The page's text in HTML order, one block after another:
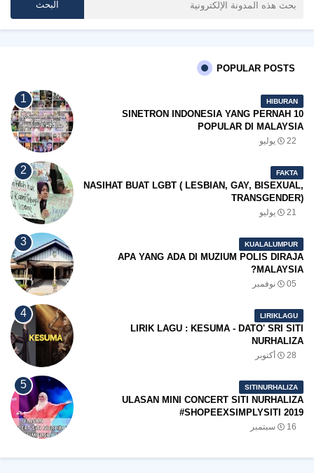
POPULAR POSTS
HIBURAN
10 SINETRON INDONESIA YANG PERNAH
POPULAR DI MALAYSIA
22 يوليو
FAKTA
NASIHAT BUAT LGBT ( LESBIAN, GAY, BISEXUAL,
TRANSGENDER)
21 يوليو
KUALALUMPUR
APA YANG ADA DI MUZIUM POLIS DIRAJA
MALAYSIA?
05 نوفمبر
LIRIKLAGU
LIRIK LAGU : KESUMA - DATO' SRI SITI
NURHALIZA
28 أكتوبر
SITINURHALIZA
ULASAN MINI CONCERT SITI NURHALIZA
#SHOPEEXSIMPLYSITI 2019
16 سبتمبر